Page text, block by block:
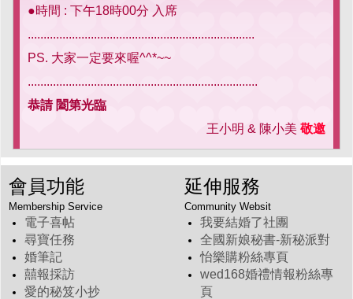
●時間 : 下午18時00分 入席
........................................................................
PS. 大家一定要來喔^^*~~
.........................................................................
恭請 闔第光臨
王小明 & 陳小美 敬邀
會員功能
Membership Service
電子喜帖
尋寶任務
婚筆記
囍報採訪
愛的秘笈小抄
延伸服務
Community Websit
我要結婚了社團
全國新娘秘書-新秘派對
怡樂購粉絲專頁
wed168婚禮情報粉絲專
頁